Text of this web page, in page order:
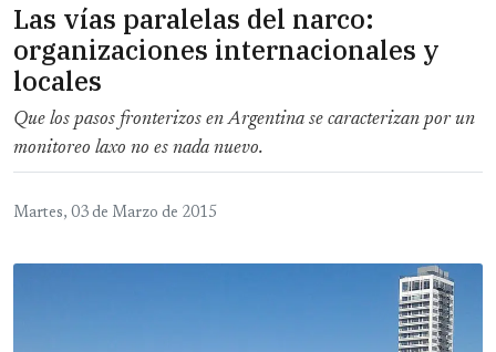
Las vías paralelas del narco:
organizaciones internacionales y
locales
Que los pasos fronterizos en Argentina se caracterizan por un
monitoreo laxo no es nada nuevo.
Martes, 03 de Marzo de 2015